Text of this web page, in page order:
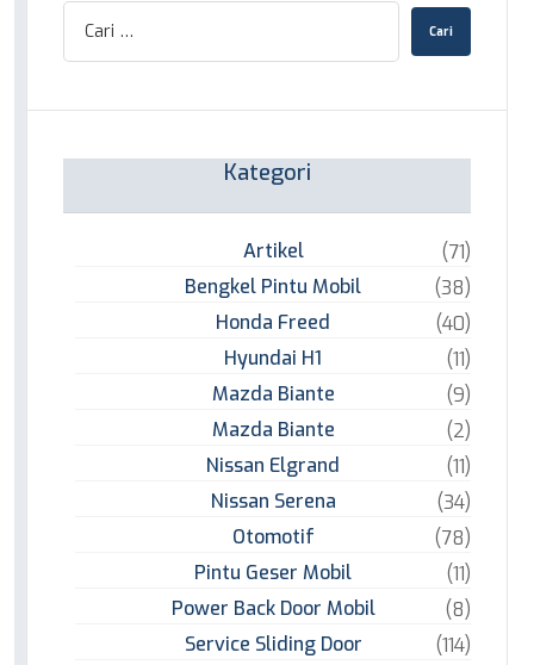
Kategori
Artikel
(71)
Bengkel Pintu Mobil
(38)
Honda Freed
(40)
Hyundai H1
(11)
Mazda Biante
(9)
Mazda Biante
(2)
Nissan Elgrand
(11)
Nissan Serena
(34)
Otomotif
(78)
Pintu Geser Mobil
(11)
Power Back Door Mobil
(8)
Service Sliding Door
(114)